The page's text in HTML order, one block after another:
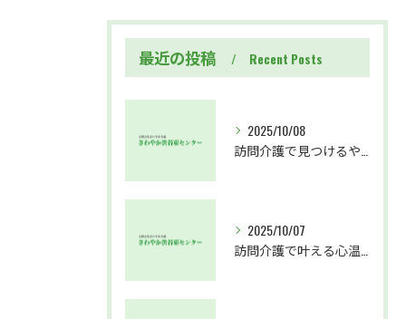
最近の投稿 Recent Posts
2025/10/08
2025/10/07